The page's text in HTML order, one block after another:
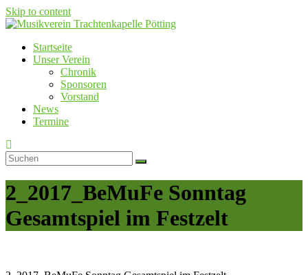
Skip to content
Musikverein Trachtenkapelle Pötting
Startseite
Unser Verein
Chronik
Sponsoren
Vorstand
News
Termine
2_2017_BeMuFe Sonntag
Gesamtspiel im Festzelt